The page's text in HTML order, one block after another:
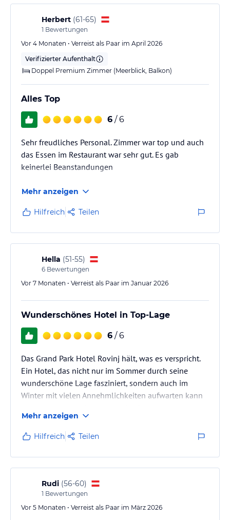
Herbert (61-65)
1 Bewertungen
Vor 4 Monaten • Verreist als Paar im April 2026
Verifizierter Aufenthalt
Doppel Premium Zimmer (Meerblick, Balkon)
Alles Top
6 / 6
Sehr freudliches Personal. Zimmer war top und auch
das Essen im Restaurant war sehr gut. Es gab
keinerlei Beanstandungen
Mehr anzeigen
Hilfreich Teilen
Hella (51-55)
6 Bewertungen
Vor 7 Monaten • Verreist als Paar im Januar 2026
Wunderschönes Hotel in Top-Lage
6 / 6
Das Grand Park Hotel Rovinj hält, was es verspricht.
Ein Hotel, das nicht nur im Sommer durch seine
wunderschöne Lage fasziniert, sondern auch im
Winter mit vielen Annehmlichkeiten aufwarten kann
Mehr anzeigen
Hilfreich Teilen
Rudi (56-60)
1 Bewertungen
Vor 5 Monaten • Verreist als Paar im März 2026